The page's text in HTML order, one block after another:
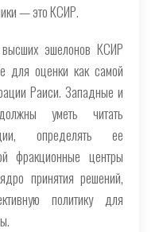
— это КСИР.
эшелонов КСИР
для оценки как самой
Раиси. Западные и
уметь читать
определять ее
фракционные центры
​​принятия решений,
политику для